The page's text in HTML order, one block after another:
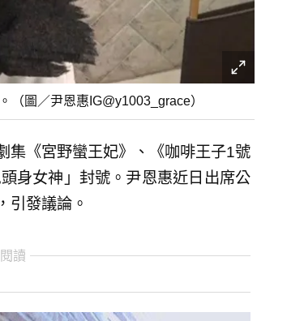
圖／尹恩惠IG@y1003_grace）
集《宮野蠻王妃》、《咖啡王子1號
身女神」封號。尹恩惠近日出席公
引發議論。
讀